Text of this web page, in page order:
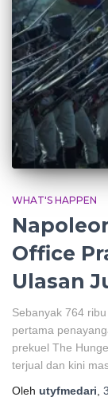
WHAT'S HAPPEN
Office
Ulasan
Sebanyak 764
pertama
prekuel The
terjual dan kini
Oleh utyfmedari